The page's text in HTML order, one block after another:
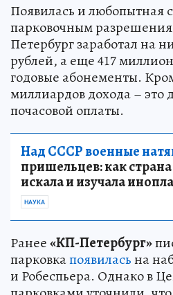
Появилась и любопытная
парковочным
Петербург заработал на
рублей, а еще 417
годовые абонементы.
миллиардов дохода – это
почасовой оплаты.
Над СССР военные
пришельцев: как страна
искала и изучала
НАУКА
Ранее«КП-Петербург»
парковкапоявиласьна
и Робеспьера. Однако в